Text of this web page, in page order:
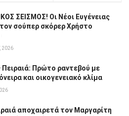
ΣΕΙΣΜΟΣ! Οι Νέοι Ευγένειας
σούπερ σκόρερ Χρήστο
2026
Πρώτο ραντεβού με
και οικογενειακό κλίμα
αποχαιρετά τον Μαργαρίτη